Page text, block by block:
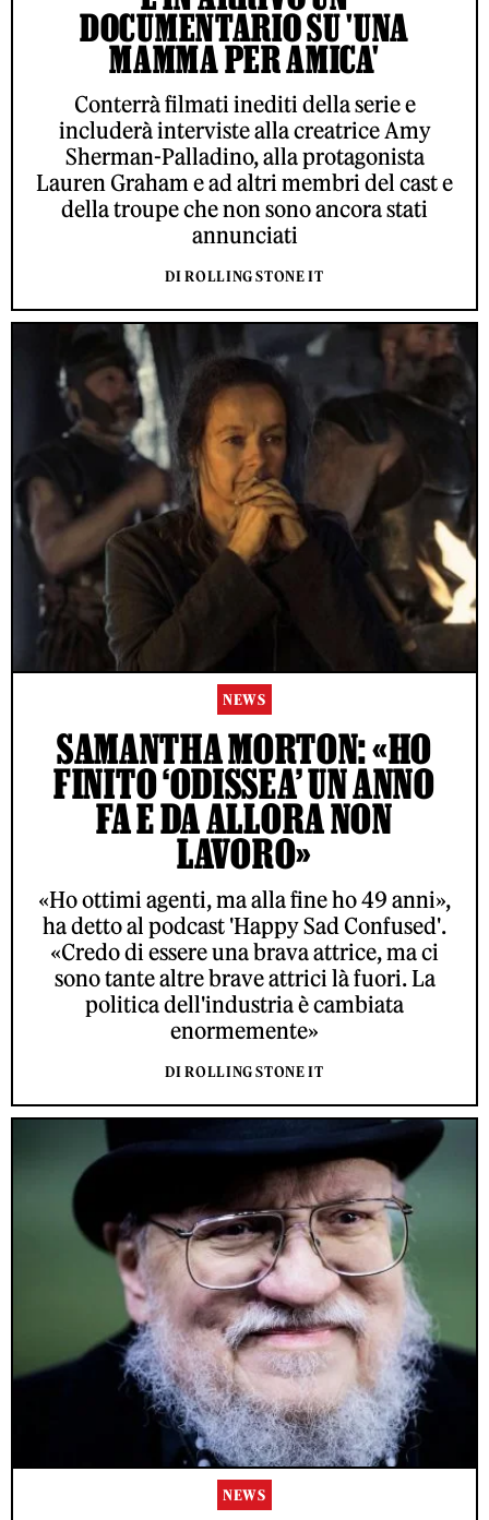
DOCUMENTARIO SU 'UNA
MAMMA PER AMICA'
Conterrà filmati inediti della serie e
includerà interviste alla creatrice Amy
Sherman-Palladino, alla protagonista
Lauren Graham e ad altri membri del cast e
della troupe che non sono ancora stati
annunciati
DI ROLLING STONE IT
NEWS
SAMANTHA MORTON: «HO
FINITO ‘ODISSEA’ UN ANNO
FA E DA ALLORA NON
LAVORO»
«Ho ottimi agenti, ma alla fine ho 49 anni»,
ha detto al podcast 'Happy Sad Confused'.
«Credo di essere una brava attrice, ma ci
sono tante altre brave attrici là fuori. La
politica dell'industria è cambiata
enormemente»
DI ROLLING STONE IT
NEWS